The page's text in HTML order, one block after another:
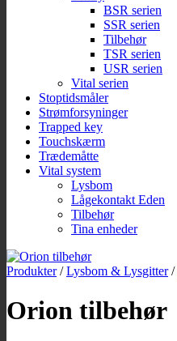
BSR serien
SSR serien
Tilbehør
TSR serien
USR serien
Vital serien
Stoptidsmåler
Strømforsyninger
Trapped key
Touchskærm
Trædemåtte
Vital system
Lysbom
Lågekontakt Eden
Tilbehør
Tina enheder
Produkter / Lysbom & Lysgitter /
Orion tilbehør